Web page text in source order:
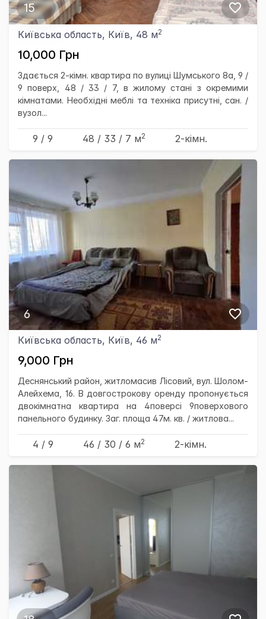
15
Київська область, Київ, 48 м2
10,000 Грн
Здається 2-кімн. квартира по вулиці Шумського 8а, 9 /
9 поверх, 48 / 33 / 7, в жилому стані з окремими
кімнатами. Необхідні меблі та техніка присутні, сан. /
вузол...
9 / 9 48 / 33 / 7 м2 2-кімн.
6
Київська область, Київ, 46 м2
9,000 Грн
Деснянський район, житломасив Лісовий, вул. Шолом-
Алейхема, 16. В довгострокову оренду пропонується
двокімнатна квартира на 4поверсі 9поверхового
панельного будинку. Заг. площа 47м. кв. / житлова...
4 / 9 46 / 30 / 6 м2 2-кімн.